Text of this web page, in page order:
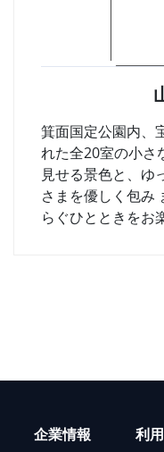
箕面国定公園内、
れた全20室の小さ
見せる景色と、ゆ
さまを優しく包み
らぐひとときをお
企業情報 利